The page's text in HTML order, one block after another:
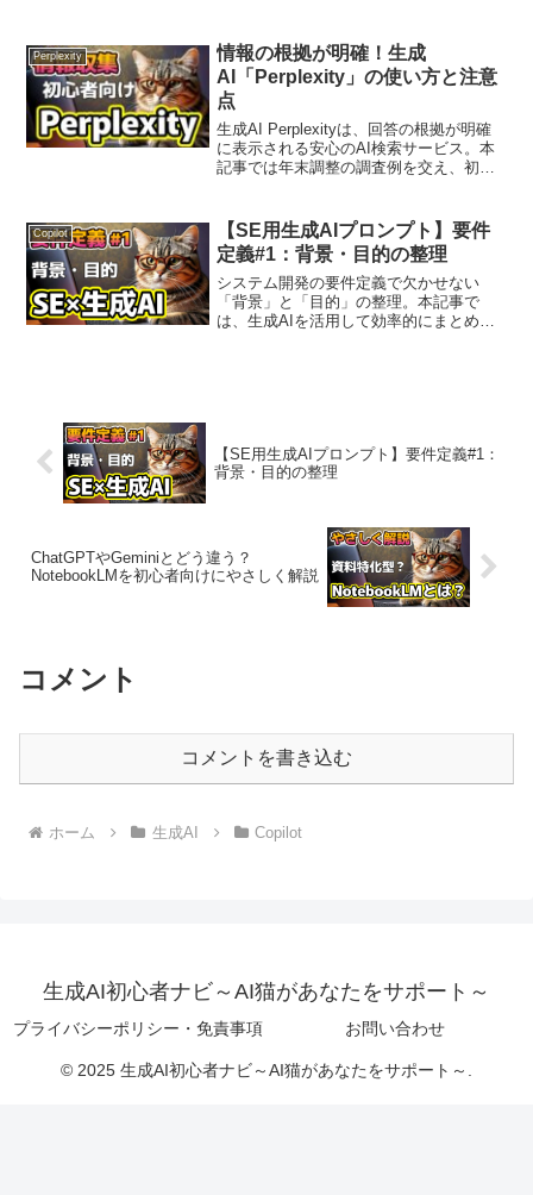
す。
Perplexity
情報の根拠が明確！生成
AI「Perplexity」の使い方と注意
点
生成AI Perplexityは、回答の根拠が明確
に表示される安心のAI検索サービス。本
記事では年末調整の調査例を交え、初心
Copilot
【SE用生成AIプロンプト】要件
定義#1：背景・目的の整理
システム開発の要件定義で欠かせない
「背景」と「目的」の整理。本記事で
は、生成AIを活用して効率的にまとめる
【SE用生成AIプロンプト】要件定義#1：
背景・目的の整理
ChatGPTやGeminiとどう違う？
NotebookLMを初心者向けにやさしく解説
コメント
コメントを書き込む
ホーム 生成AI Copilot
生成AI初心者ナビ～AI猫があなたをサポート～
プライバシーポリシー・免責事項 お問い合わせ
© 2025 生成AI初心者ナビ～AI猫があなたをサポート～.